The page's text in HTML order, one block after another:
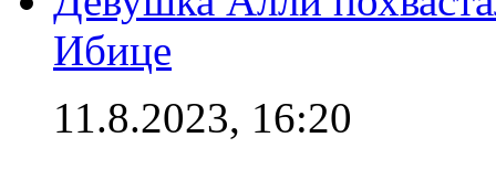
Ибице
11.8.2023, 16:20